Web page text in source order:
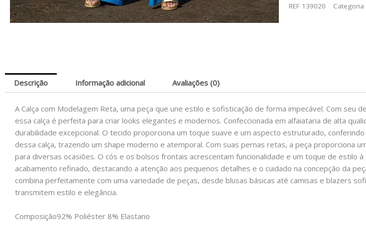
REF 139020 Categoria
Descrição Informação adicional Avaliações (0)
A Calça com Modelagem Reta, uma peça que une estilo e sofisticação de forma impecável. Com seu
essa calça é perfeita para criar looks elegantes e modernos. Confeccionada em alfaiataria de alta
durabilidade excepcional. O tecido proporciona um toque suave e um aspecto estruturado,
dessa calça, trazendo um shape moderno e atemporal. Com suas pernas retas, a peça proporciona
para diversas ocasiões. O cós e os bolsos frontais acrescentam funcionalidade e um toque de estilo
acabamento refinado, destacando a atenção aos pequenos detalhes e o cuidado na concepção da
combina perfeitamente com uma variedade de peças, desde blusas básicas até camisas e blazers
transmitem estilo e elegância.
Composição92% Poliéster 8% Elastano